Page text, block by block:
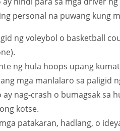
personal na puwang kung
ng voleybol o basketball
ng hula hoops upang
mga manlalaro sa paligid
ay nag-crash o bumagsak
kotse.
patakaran, hadlang, o